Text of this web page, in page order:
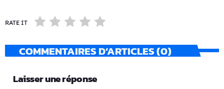
RATE IT
COMMENTAIRES D’ARTICLES (0)
Laisser une réponse